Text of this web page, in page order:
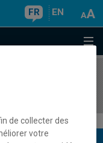
FR EN
de collecter des
votre